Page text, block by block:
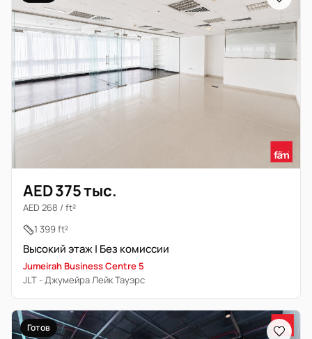
AED 375 тыс.
AED 268 / ft²
1 399 ft²
Высокий этаж | Без комиссии
Jumeirah Business Centre 5
JLT - Джумейра Лейк Тауэрс
Готов